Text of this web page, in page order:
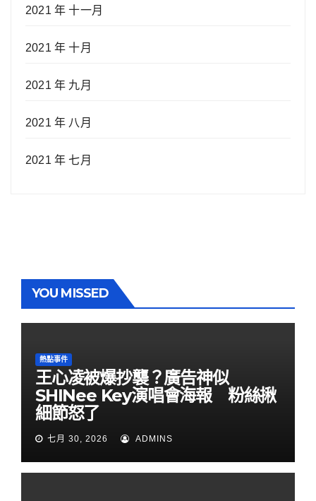
2021 年 十一月
2021 年 十月
2021 年 九月
2021 年 八月
2021 年 七月
YOU MISSED
熱點事件
王心凌被爆抄襲？廣告神似
SHINee Key演唱會海報 粉絲揪
細節怒了
七月 30, 2026 ADMINS